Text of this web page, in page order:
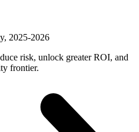
2025-2026
risk, unlock greater ROI, and
frontier.